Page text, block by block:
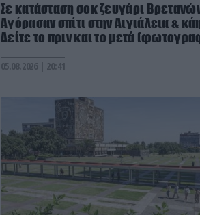
Σε κατάσταση σοκ ζευγάρι
Αγόρασαν σπίτι στην Αιγιάλεια &
Δείτε το πριν και το μετά
05.08.2026 | 20:41